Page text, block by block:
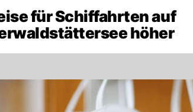
für Schiffahrten auf
höher